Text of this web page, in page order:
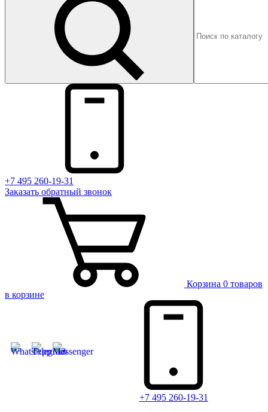
+7 495 260-19-31
Заказать обратный звонок
Корзина 0 товаров
в корзине
+7 495 260-19-31